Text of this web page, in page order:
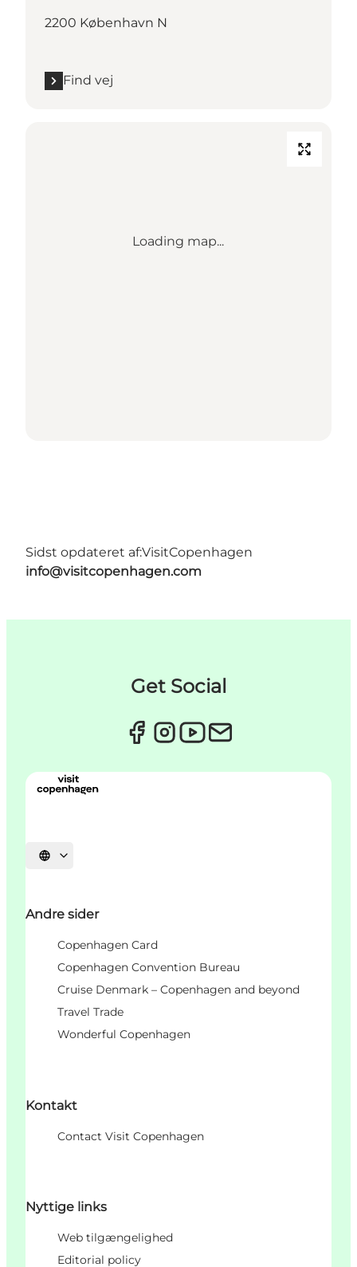
2200 København N
Find vej
Loading map...
Sidst opdateret af:VisitCopenhagen
info@visitcopenhagen.com
Get Social
Vælg sprog
Andre sider
Copenhagen Card
Copenhagen Convention Bureau
Cruise Denmark – Copenhagen and beyond
Travel Trade
Wonderful Copenhagen
Kontakt
Contact Visit Copenhagen
Nyttige links
Web tilgængelighed
Editorial policy